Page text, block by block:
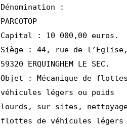
Dénomination :
PARCOTOP
Capital : 10 000,00 euros.
Siège : 44, rue de l’Eglise,
59320 ERQUINGHEM LE SEC.
Objet : Mécanique de
véhicules légers ou poids
lourds, sur sites,
flottes de véhicules légers